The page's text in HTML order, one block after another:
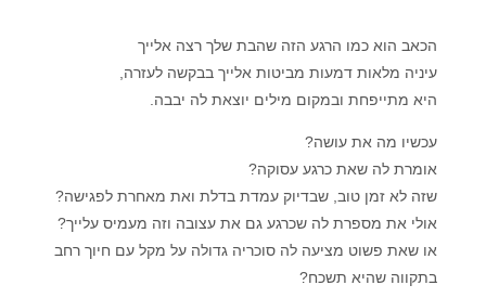
הכאב הוא כמו הרגע הזה שהבת שלך רצה אלייך
עיניה מלאות דמעות מביטות אלייך בבקשה לעזרה,
היא מתייפחת ובמקום מילים יוצאת לה יבבה.
עכשיו מה את עושה?
אומרת לה שאת כרגע עסוקה?
שזה לא זמן טוב, שבדיוק עמדת בדלת ואת מאחרת לפגישה?
אולי את מספרת לה שכרגע גם את עצובה וזה מעמיס עלייך?
או שאת פשוט מציעה לה סוכריה גדולה על מקל עם חיוך רחב
בתקווה שהיא תשכח?